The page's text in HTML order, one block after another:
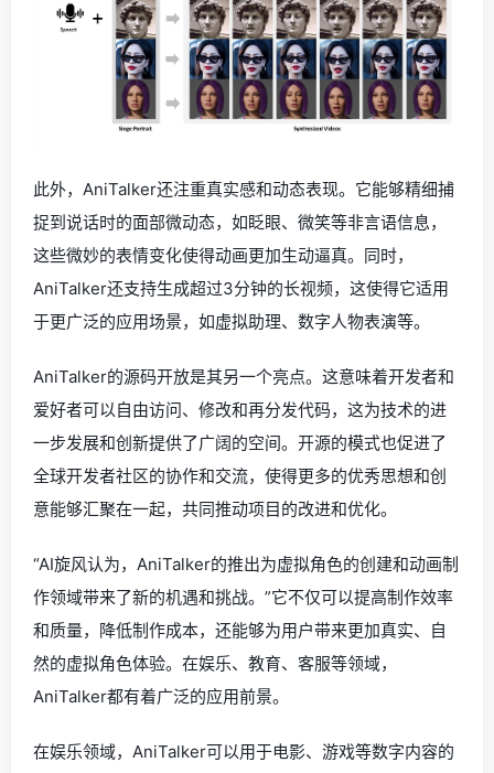
此外，AniTalker还注重真实感和动态表现。它能够精细捕
捉到说话时的面部微动态，如眨眼、微笑等非言语信息，
这些微妙的表情变化使得动画更加生动逼真。同时，
AniTalker还支持生成超过3分钟的长视频，这使得它适用
于更广泛的应用场景，如虚拟助理、数字人物表演等。
AniTalker的源码开放是其另一个亮点。这意味着开发者和
爱好者可以自由访问、修改和再分发代码，这为技术的进
一步发展和创新提供了广阔的空间。开源的模式也促进了
全球开发者社区的协作和交流，使得更多的优秀思想和创
意能够汇聚在一起，共同推动项目的改进和优化。
“AI旋风认为，AniTalker的推出为虚拟角色的创建和动画制
作领域带来了新的机遇和挑战。”它不仅可以提高制作效率
和质量，降低制作成本，还能够为用户带来更加真实、自
然的虚拟角色体验。在娱乐、教育、客服等领域，
AniTalker都有着广泛的应用前景。
在娱乐领域，AniTalker可以用于电影、游戏等数字内容的